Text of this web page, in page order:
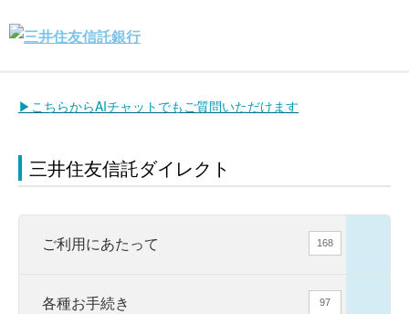
▶こちらからAIチャットでもご質問いただけます
三井住友信託ダイレクト
ご利用にあたって 168
各種お手続き 97